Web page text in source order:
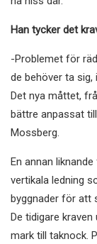
Han tycker det
-Problemet för
de behöver ta sig,
Det nya måttet,
bättre anpassat
Mossberg.
En annan
vertikala ledning
byggnader för att
De tidigare
mark till taknock.